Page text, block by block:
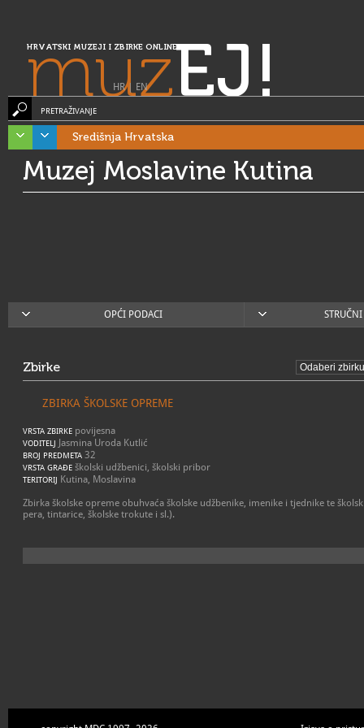
HRVATSKI MUZEJI I ZBIRKE ONLINE
muzEJ!
HR| EN
PRETRAŽIVANJE
Središnja Hrvatska
Muzej Moslavine Kutina
OPĆI PODACI
Zbirke
ZBIRKA ŠKOLSKE OPREME
VRSTA ZBIRKE povijesna
VODITELJ Jasmina Uroda Kutlić
BROJ PREDMETA 32
VRSTA GRAĐE školski udžbenici, školski pribor
TERITORIJ Kutina, Moslavina
Zbirka školske opreme obuhvaća školske udžbenike, imenike i tjednike te
pera, tintarice, školske trokute i sl.).